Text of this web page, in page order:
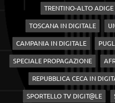
TRENTINO-ALTO
TOSCANA IN DIGITALE
CAMPANIA IN DIGITALE
SPECIALE PROPAGAZIONE
REPUBBLICA CECA IN
SPORTELLO TV DIGIT@LE